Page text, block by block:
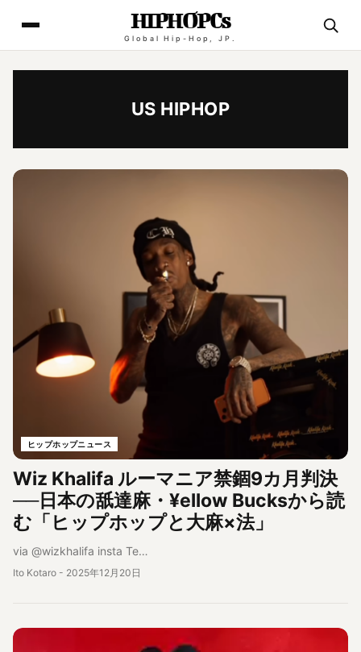
HIPHOPCs
Global Hip-Hop, JP.
US HIPHOP
ヒップホップニュース
Wiz Khalifa ルーマニア禁錮9カ月判決
──日本の舐達麻・¥ellow Bucksから読
む「ヒップホップと大麻×法」
via @wizkhalifa insta Te…
Ito Kotaro - 2025年12月20日